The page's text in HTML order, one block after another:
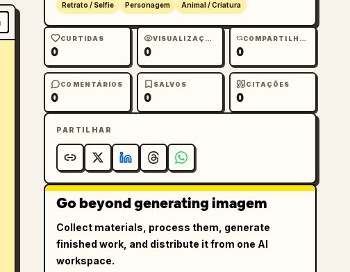
Retrato / Selfie Personagem Animal / Criatura
CURTIDAS
0
VISUALIZAÇÕES
0
COMPARTILHAMENTOS
0
COMENTÁRIOS
0
SALVOS
0
CITAÇÕES
0
PARTILHAR
Go beyond generating imagem
Collect materials, process them, generate
finished work, and distribute it from one AI
workspace.